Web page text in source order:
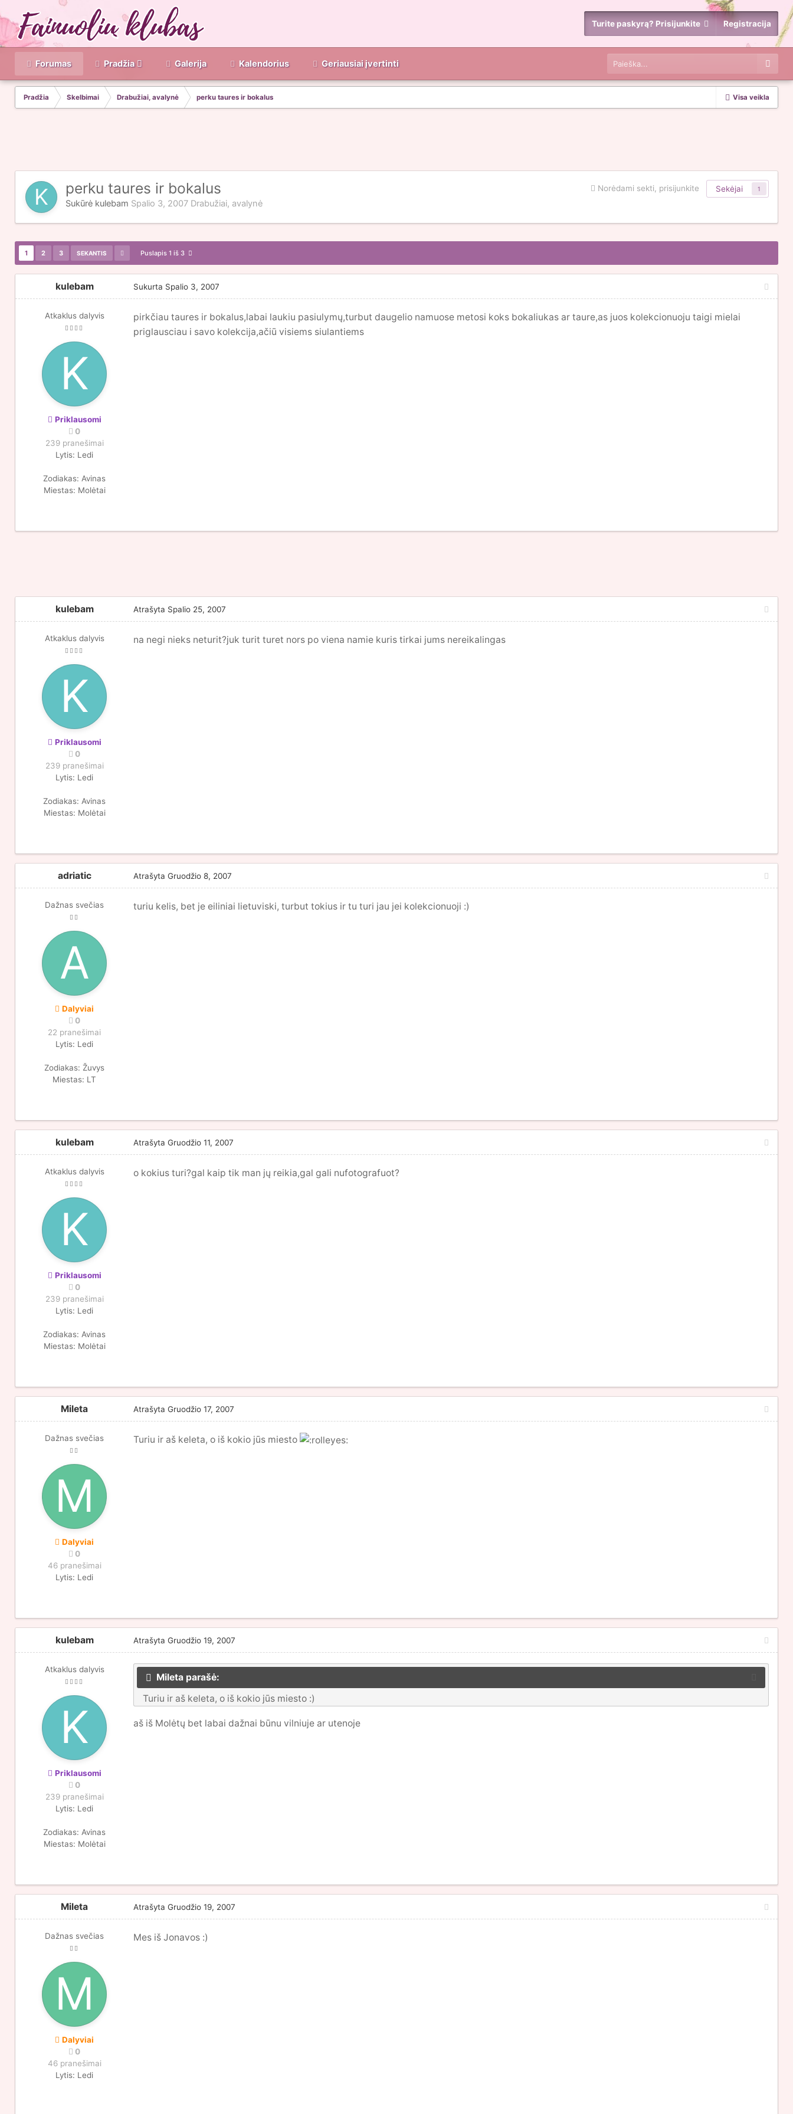
Turite paskyrą? Prisijunkite Registracija
Forumas Pradžia Galerija Kalendorius Geriausiai įvertinti
Visa veikla
Pradžia Skelbimai Drabužiai, avalynė perku taures ir bokalus
Norėdami sekti, prisijunkite Sekėjai 1
perku taures ir bokalus
Sukūrė kulebam Spalio 3, 2007 Drabužiai, avalynė
1 2 3 SEKANTIS Puslapis 1 iš 3
kulebam
Atkaklus dalyvis
Priklausomi
0
239 pranešimai
Lytis: Ledi
Zodiakas: Avinas
Miestas: Molėtai
Sukurta Spalio 3, 2007
pirkčiau taures ir bokalus,labai laukiu pasiulymų,turbut daugelio namuose metosi koks bokaliukas ar taure,as juos kolekcionuoju taigi mielai
priglausciau i savo kolekcija,ačiū visiems siulantiems
kulebam
Atkaklus dalyvis
Priklausomi
0
239 pranešimai
Lytis: Ledi
Zodiakas: Avinas
Miestas: Molėtai
Atrašyta Spalio 25, 2007
na negi nieks neturit?juk turit turet nors po viena namie kuris tirkai jums nereikalingas
adriatic
Dažnas svečias
Dalyviai
0
22 pranešimai
Lytis: Ledi
Zodiakas: Žuvys
Miestas: LT
Atrašyta Gruodžio 8, 2007
turiu kelis, bet je eiliniai lietuviski, turbut tokius ir tu turi jau jei kolekcionuoji :)
kulebam
Atkaklus dalyvis
Priklausomi
0
239 pranešimai
Lytis: Ledi
Zodiakas: Avinas
Miestas: Molėtai
Atrašyta Gruodžio 11, 2007
o kokius turi?gal kaip tik man jų reikia,gal gali nufotografuot?
Mileta
Dažnas svečias
Dalyviai
0
46 pranešimai
Lytis: Ledi
Atrašyta Gruodžio 17, 2007
Turiu ir aš keleta, o iš kokio jūs miesto
kulebam
Atkaklus dalyvis
Priklausomi
0
239 pranešimai
Lytis: Ledi
Zodiakas: Avinas
Miestas: Molėtai
Atrašyta Gruodžio 19, 2007
Mileta parašė:
Turiu ir aš keleta, o iš kokio jūs miesto :)
aš iš Molėtų bet labai dažnai būnu vilniuje ar utenoje
Mileta
Dažnas svečias
Dalyviai
0
46 pranešimai
Lytis: Ledi
Atrašyta Gruodžio 19, 2007
Mes iš Jonavos :)